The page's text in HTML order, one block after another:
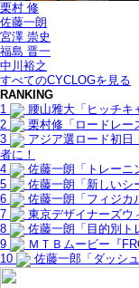
栗村 修
佐藤一朗
宮澤 崇史
福島 晋一
中川裕之
すべてのCYCLOGを見る
RANKING
1
腰山雅大「ヒッチキ
2
栗村修「ロードレー
3
アジア選ロード初日
者に！
4
佐藤一朗「トレーニ
5
佐藤一朗「新しいシ
6
佐藤一朗「フィジカ
7
東京デザイナーズウ
8
佐藤一朗「目的別ト
9
ＭＴＢムービー『
10
佐藤一郎「ダッシ